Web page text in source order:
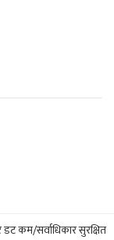
डट कम/सर्वाधिकार सुरक्षित